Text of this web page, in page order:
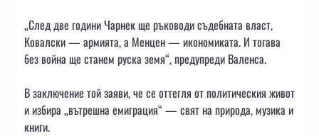
„След две години Чарнек ще ръководи съдебната власт,
Ковалски — армията, а Менцен — икономиката. И тогава
без война ще станем руска земя“, предупреди Валенса.
В заключение той заяви, че се оттегля от политическия живот
и избира „вътрешна емиграция“ — свят на природа, музика и
книги.